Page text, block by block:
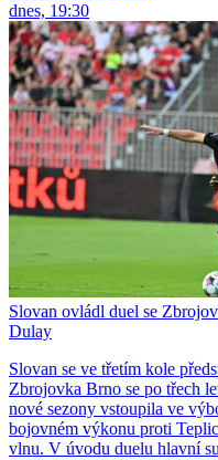
dnes, 19:30
Slovan ovládl duel se
Dulay
Slovan se ve třetím kole
Zbrojovka Brno se po třech
nové sezony vstoupila ve
bojovném výkonu proti
vlnu. V úvodu duelu hlavní